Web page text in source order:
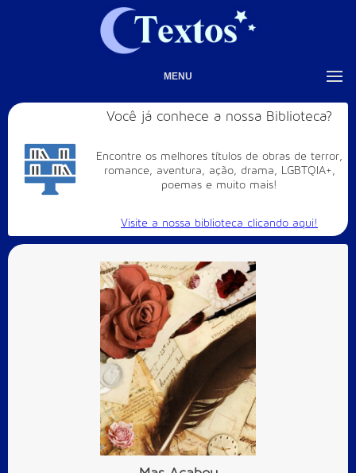
MENU
Você já conhece a nossa Biblioteca?
Encontre os melhores títulos de obras de terror,
romance, aventura, ação, drama, LGBTQIA+,
poemas e muito mais!
Visite a nossa biblioteca clicando aqui!